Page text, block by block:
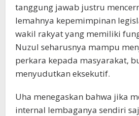
tanggung jawab justru
lemahnya kepemimpinan
wakil rakyat yang memiliki
Nuzul seharusnya mampu
perkara kepada masyarakat,
menyudutkan eksekutif.
‎Uha menegaskan bahwa jika
internal lembaganya sendiri